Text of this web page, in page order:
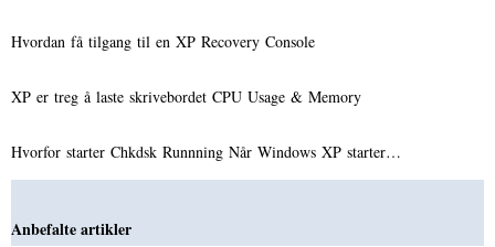
Hvordan få tilgang til en XP Recovery Console
XP er treg å laste skrivebordet CPU Usage & Memory
Hvorfor starter Chkdsk Runnning Når Windows XP starter…
Anbefalte artikler